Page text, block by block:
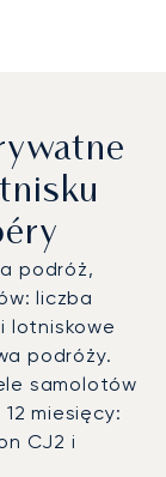
podróż,
liczba
lotniskowe
podróży.
samolotów
miesięcy:
CJ2 i